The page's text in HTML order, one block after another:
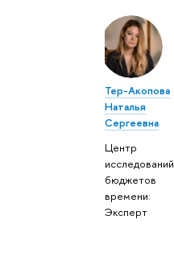
Тер-Акопова
Наталья
Сергеевна
Центр
исследований
бюджетов
времени:
Эксперт